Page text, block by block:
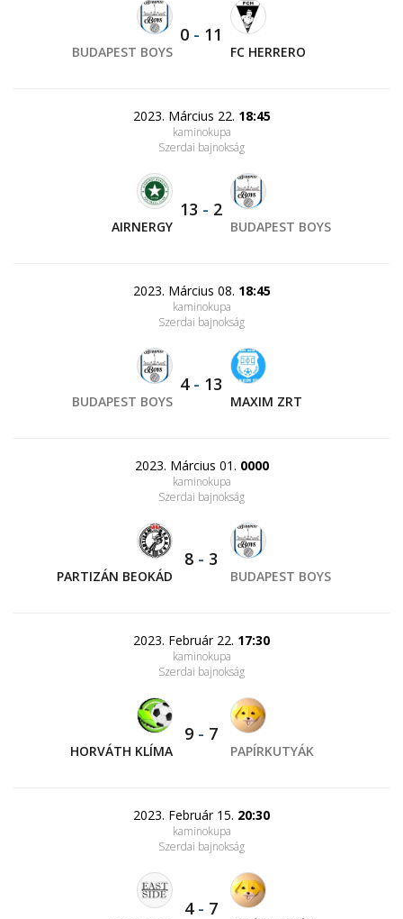
BUDAPEST BOYS
0 - 11
FC HERRERO
2023. Március 22. 18:45
kaminokupa
Szerdai bajnokság
AIRNERGY
13 - 2
BUDAPEST BOYS
2023. Március 08. 18:45
kaminokupa
Szerdai bajnokság
BUDAPEST BOYS
4- 13
MAXIM ZRT
2023. Március 01. 0000
kaminokupa
Szerdai bajnokság
PARTIZÁN BEOKÁD
8 - 3
BUDAPEST BOYS
2023. Február 22. 17:30
kaminokupa
Szerdai bajnokság
HORVÁTH KLÍMA
9 - 7
PAPÍRKUTYÁK
2023. Február 15. 20:30
kaminokupa
Szerdai bajnokság
4- 7